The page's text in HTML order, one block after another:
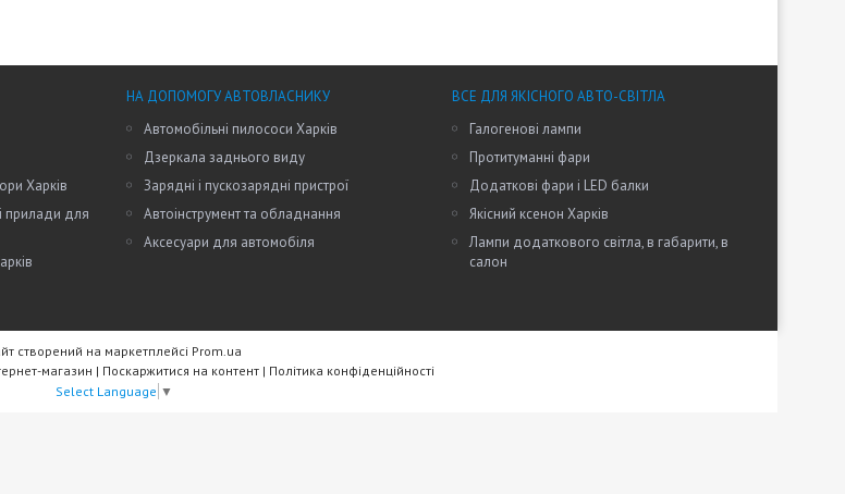
Харків
прилади для
НА ДОПОМОГУ АВТОВЛАСНИКУ
Автомобільні пилососи Харків
Дзеркала заднього виду
Зарядні і пускозарядні пристрої
Автоінструмент та обладнання
Аксесуари для автомобіля
ВСЕ ДЛЯ ЯКІСНОГО АВТО-СВІТЛА
Галогенові лампи
Протитуманні фари
Додаткові фари і LED балки
Якісний ксенон Харків
Лампи додаткового світла, в габарити, в
салон
створений на маркетплейсі Prom.ua
RW Trade - Оптово-роздрібний інтернет-магазин | Поскаржитися на контент | Політика конфіденційності
Select Language ▼